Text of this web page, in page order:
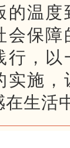
的温度
会保障
行，以
实施，
生活